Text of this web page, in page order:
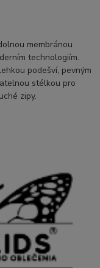
membránou
technologiím.
podešví, pevným
stélkou pro
zipy.